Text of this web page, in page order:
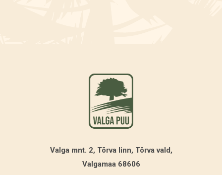
Valga mnt. 2, Tõrva linn, Tõrva vald,
Valgamaa 68606